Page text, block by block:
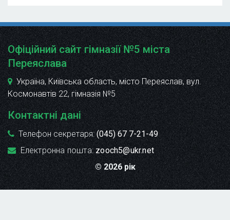
Офіційний сайт гімназії №5 міста
Переяслава
Україна, Київська область, місто Переяслав, вул.
Космонавтів 22, гімназія №5
Контактні дані
Телефон секретаря:(045) 67 7-21-49
Електронна пошта:zooch5@ukr.net
© 2026 рік